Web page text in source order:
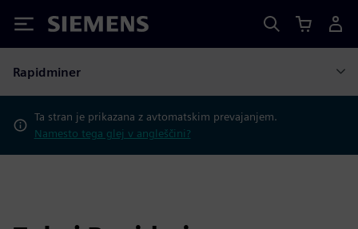
Siemens
Rapidminer
Ta stran je prikazana z avtomatskim prevajanjem.
Namesto tega glej v angleščini?